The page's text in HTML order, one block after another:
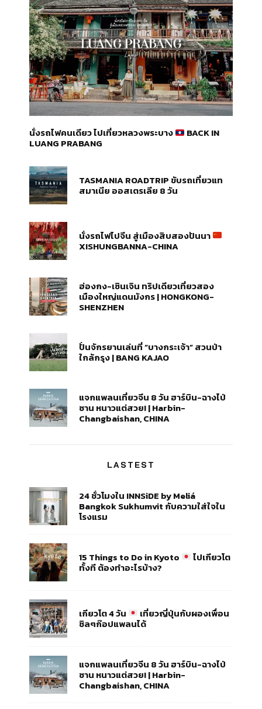
นั่งรถไฟคนเดียว ไปเที่ยวหลวงพระบาง BACK IN
LUANG PRABANG
TASMANIA ROADTRIP ขับรถเที่ยวแท
สมาเนีย ออสเตรเลีย 8 วัน
นั่งรถไฟไปจีน สู่เมืองสิบสองปันนา
XISHUNGBANNA-CHINA
ฮ่องกง-เซินเจิน ทริปเดียวเที่ยวสอง
เมืองใหญ่แดนมังกร | HONGKONG-
SHENZHEN
ปั่นจักรยานเล่นที่ “บางกระเจ้า” สวนป่า
ใกล้กรุง | BANG KAJAO
แจกแพลนเที่ยวจีน 8 วัน ฮาร์บิน-ฉางไป่
ซาน หนาวแต่สวย! | Harbin-
Changbaishan, CHINA
LASTEST
24 ชั่วโมงใน INNSiDE by Meliá
Bangkok Sukhumvit กับความใส่ใจใน
โรงแรม
15 Things to Do in Kyoto ไปเกียวโต
ทั้งที ต้องทำอะไรบ้าง?
เกียวโต 4 วัน เที่ยวญี่ปุ่นกับผองเพื่อน
ชิลๆก๊อปแพลนได้
แจกแพลนเที่ยวจีน 8 วัน ฮาร์บิน-ฉางไป่
ซาน หนาวแต่สวย! | Harbin-
Changbaishan, CHINA